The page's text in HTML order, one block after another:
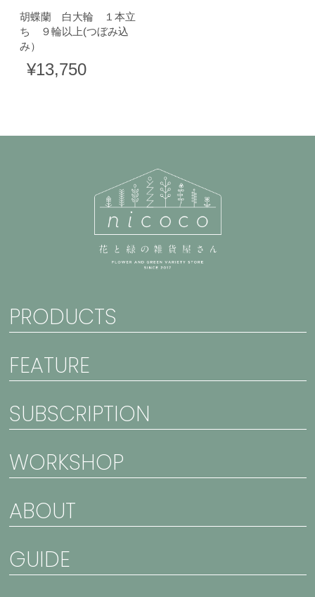
胡蝶蘭 白大輪 １本立
ち ９輪以上(つぼみ込
み）
¥13,750
PRODUCTS
FEATURE
SUBSCRIPTION
WORKSHOP
ABOUT
GUIDE